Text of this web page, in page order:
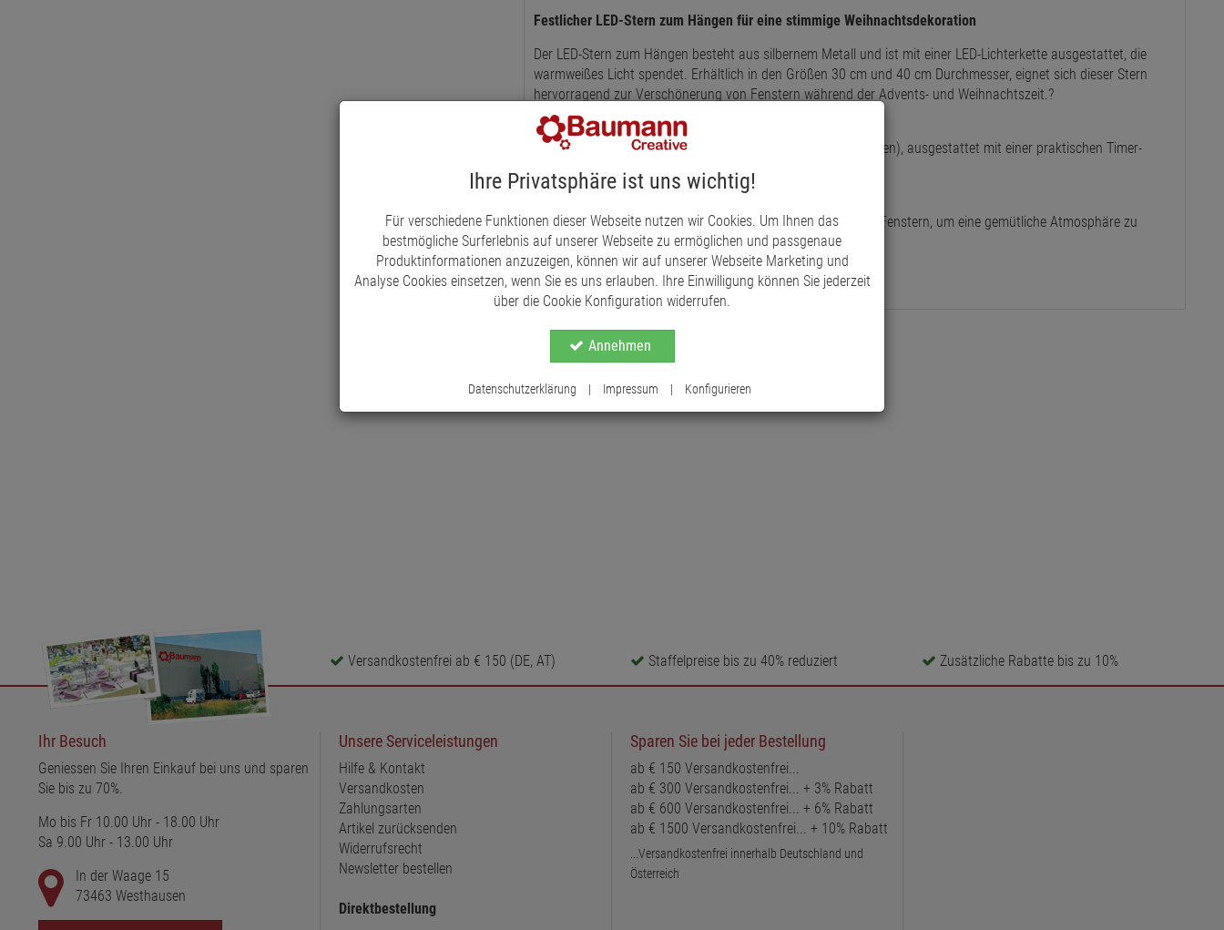
Festlicher LED-Stern zum Hängen für eine stimmige Weihnachtsdekoration
Der LED-Stern zum Hängen besteht aus silbernem Metall und ist mit einer LED-Lichterkette ausgestattet, die
warmweißes Licht spendet. Erhältlich in den Größen 30 cm und 40 cm Durchmesser, eignet sich dieser Stern
hervorragend zur Verschönerung von Fenstern während der Advents- und Weihnachtszeit.?
Betrieben mit 3 x AA-Batterien (nicht im Lieferumfang enthalten), ausgestattet mit einer praktischen Timer-
Funktion. ?
Ideal für den Innenbereich, insbesondere zur Dekoration von Fenstern, um eine gemütliche Atmosphäre zu
schaffen.
Versandkostenfrei ab € 150 (DE, AT) Staffelpreise bis zu 40% reduziert Zusätzliche Rabatte bis zu 10%
Ihr Besuch
Geniessen Sie Ihren Einkauf bei uns und sparen
Sie bis zu 70%.
Mo bis Fr 10.00 Uhr - 18.00 Uhr
Sa 9.00 Uhr - 13.00 Uhr
In der Waage 15
73463 Westhausen
Unsere Serviceleistungen
Hilfe & Kontakt
Versandkosten
Zahlungsarten
Artikel zurücksenden
Widerrufsrecht
Newsletter bestellen
Direktbestellung
Sparen Sie bei jeder Bestellung
ab € 150 Versandkostenfrei...
ab € 300 Versandkostenfrei... + 3% Rabatt
ab € 600 Versandkostenfrei... + 6% Rabatt
ab € 1500 Versandkostenfrei... + 10% Rabatt
...Versandkostenfrei innerhalb Deutschland und
Österreich
Ihre Privatsphäre ist uns wichtig!
Für verschiedene Funktionen dieser Webseite nutzen wir Cookies. Um Ihnen das
bestmögliche Surferlebnis auf unserer Webseite zu ermöglichen und passgenaue
Produktinformationen anzuzeigen, können wir auf unserer Webseite Marketing und
Analyse Cookies einsetzen, wenn Sie es uns erlauben. Ihre Einwilligung können Sie jederzeit
über die Cookie Konfiguration widerrufen.
Annehmen
Datenschutzerklärung | Impressum | Konfigurieren